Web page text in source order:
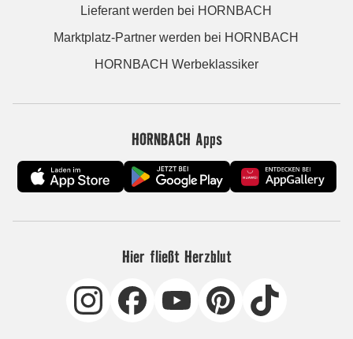
Lieferant werden bei HORNBACH
Marktplatz-Partner werden bei HORNBACH
HORNBACH Werbeklassiker
HORNBACH Apps
Hier fließt Herzblut